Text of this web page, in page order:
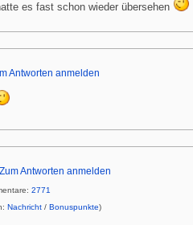
es fast schon wieder übersehen
Antworten anmelden
Zum Antworten anmelden
2771
Nachricht / Bonuspunkte)